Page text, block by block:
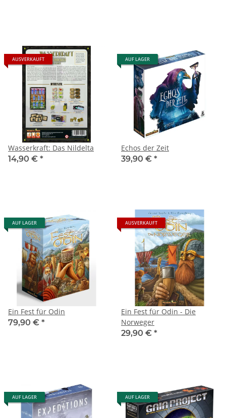
AUSVERKAUFT
Wasserkraft: Das Nildelta
14,90 € *
AUF LAGER
Echos der Zeit
39,90 € *
AUF LAGER
Ein Fest für Odin
79,90 € *
AUSVERKAUFT
Ein Fest für Odin - Die
Norweger
29,90 € *
AUF LAGER AUF LAGER